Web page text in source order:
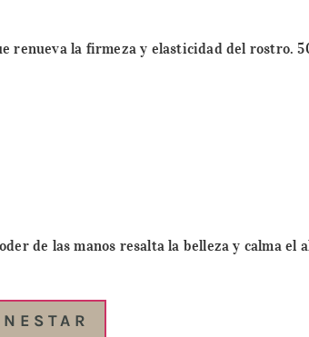
renueva la firmeza y elasticidad del rostro.
de las manos resalta la belleza y calma el